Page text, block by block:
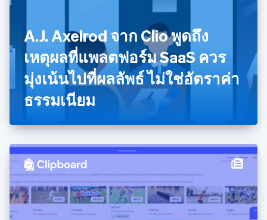
A.J. Axelrod จาก Clio พูดถึง
เหตุผลที่แพลตฟอร์ม SaaS ควร
มุ่งเน้นไปที่ผลลัพธ์ ไม่ใช่อัตราค่า
ธรรมเนียม
เนเธอร์แลนด์
NederlandsEnglish
บราซิล
PortuguêsEnglish
บัลแกเรีย
English
เบลเยียม
โปรตุเกส
PortuguêsEnglish
โปแลนด์
English
ฝรั่งเศส
FrançaisEnglish
ฟินแลนด์
English Svenska